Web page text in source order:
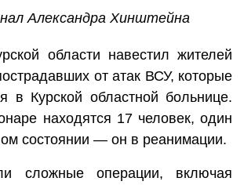
Александра Хинштейна
области навестил жителей
от атак ВСУ, которые
в Курской областной больнице.
находятся 17 человек, один
состоянии — он в реанимации.
сложные операции, включая